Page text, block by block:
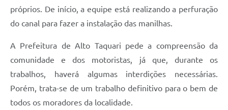
próprios. De início, a equipe está realizando a perfuração
do canal para fazer a instalação das manilhas.
A Prefeitura de Alto Taquari pede a compreensão da
comunidade e dos motoristas, já que, durante os
trabalhos, haverá algumas interdições necessárias.
Porém, trata-se de um trabalho definitivo para o bem de
todos os moradores da localidade.